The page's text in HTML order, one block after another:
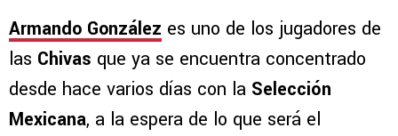
Armando González es uno de los jugadores de
las Chivas que ya se encuentra concentrado
desde hace varios días con la Selección
Mexicana, a la espera de lo que será el